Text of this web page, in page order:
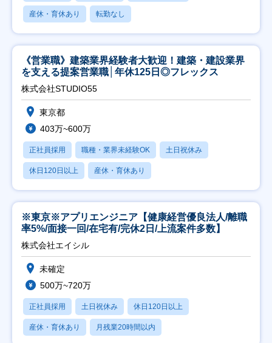
産休・育休あり 転勤なし
《営業職》建築業界経験者大歓迎！建築・建設業界
を支える提案営業職│年休125日◎フレックス
株式会社STUDIO55
東京都
403万~600万
正社員採用 職種・業界未経験OK 土日祝休み
休日120日以上 産休・育休あり
※東京※アプリエンジニア【健康経営優良法人/離職
率5%/面接一回/在宅有/完休2日/上流案件多数】
株式会社エイシル
未確定
500万~720万
正社員採用 土日祝休み 休日120日以上
産休・育休あり 月残業20時間以内